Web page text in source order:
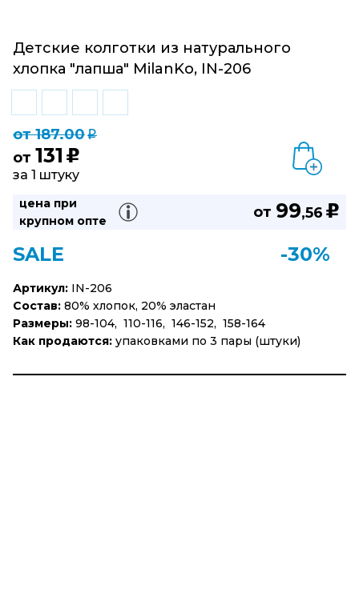
Детские колготки из натурального
хлопка "лапша" MilanKo, IN-206
от 187.00q
от 131 u
за 1 штуку
цена при
крупном опте
от 99,56 u
SALE -30%
Артикул: IN-206
Состав: 80% хлопок, 20% эластан
Размеры: 98-104, 110-116, 146-152, 158-164
Как продаются: упаковками по 3 пары (штуки)